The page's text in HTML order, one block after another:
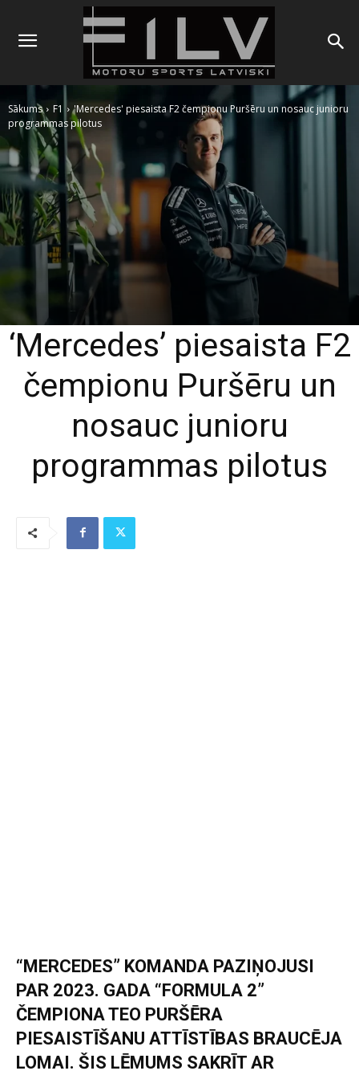
Sākums F1
'Mercedes' piesaista F2 čempionu Puršēru un nosauc junioru
programmas pilotus
‘Mercedes’ piesaista F2
čempionu Puršēru un
nosauc junioru
programmas pilotus
“MERCEDES” KOMANDA PAZIŅOJUSI
PAR 2023. GADA “FORMULA 2”
ČEMPIONA TEO PURŠĒRA
PIESAISTĪŠANU ATTĪSTĪBAS BRAUCĒJA
LOMAI. ŠIS LĒMUMS SAKRĪT AR